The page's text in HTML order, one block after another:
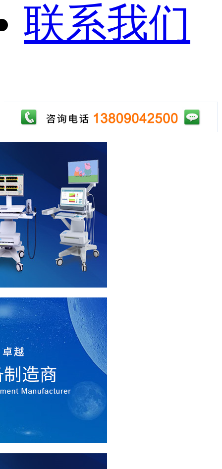
联系我们